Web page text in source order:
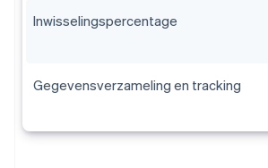
Inwisselingspercentage
Gegevensverzameling en tracking